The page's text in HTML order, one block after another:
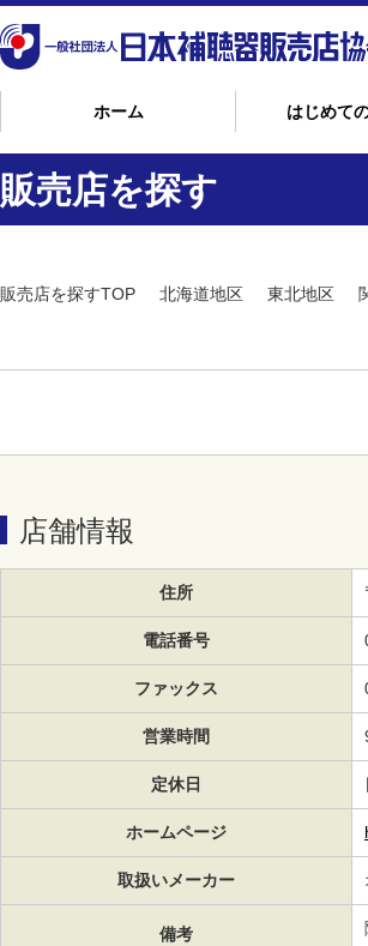
ホーム はじめて
販売店を探す
販売店を探すTOP 北海道地区 東北地区
店舗情報
住所
電話番号
ファックス
営業時間
定休日
ホームページ
取扱いメーカー
備考